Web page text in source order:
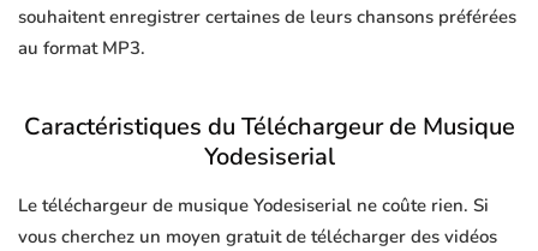
souhaitent enregistrer certaines de leurs chansons préférées
au format MP3.
Caractéristiques du Téléchargeur de Musique
Yodesiserial
Le téléchargeur de musique Yodesiserial ne coûte rien. Si
vous cherchez un moyen gratuit de télécharger des vidéos